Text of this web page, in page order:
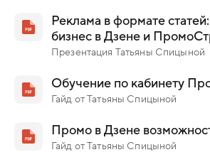
Реклама в формате
бизнес в Дзене и
Презентация Татьяны Спицыной
Обучение по кабинету
Гайд от Татьяны Спицыной
Промо в Дзене
Гайд от Татьяны Спицыной